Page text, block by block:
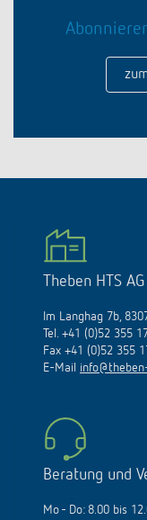
Theben HTS AG
Im Langhag 7b,
Tel. +41 (0)52 355
Fax +41 (0)52 355
E-Mail
Beratung und
Mo - Do: 8.00 bis